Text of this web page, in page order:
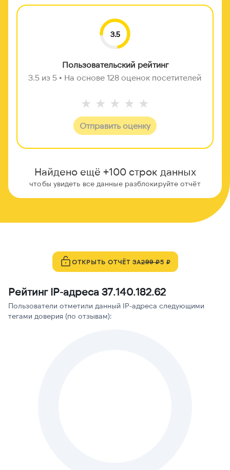
3.5
Пользовательский рейтинг
3.5 из 5 • На основе 128 оценок посетителей
★ ★ ★ ★ ★
Отправить оценку
Найдено ещё +100 строк данных
чтобы увидеть все данные разблокируйте отчёт
ОТКРЫТЬ ОТЧЁТ ЗА299 ₽5 ₽
Рейтинг IP-адреса 37.140.182.62
Пользователи отметили данный IP-адреса следующими
тегами доверия (по отзывам):